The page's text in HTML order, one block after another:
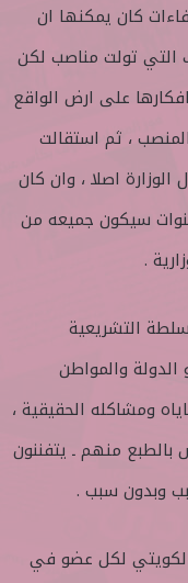
كان يمكنها ان
التي تولت مناصب لكن
على ارض الواقع
، ثم استقالت
اصلا ، وان كان
سيكون جميعه من
.
التشريعية
الدولة والمواطن
ومشاكله الحقيقية ،
بالطبع منهم ـ يتفننون
وبدون سبب .
لكل عضو في